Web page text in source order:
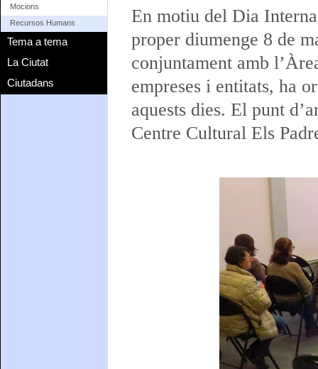
Mocions
Recursos Humans
Tema a tema
La Ciutat
Ciutadans
En motiu del Dia
proper diumenge 8 de
conjuntament amb
empreses i entitats, ha
aquests dies. El punt
Centre Cultural Els